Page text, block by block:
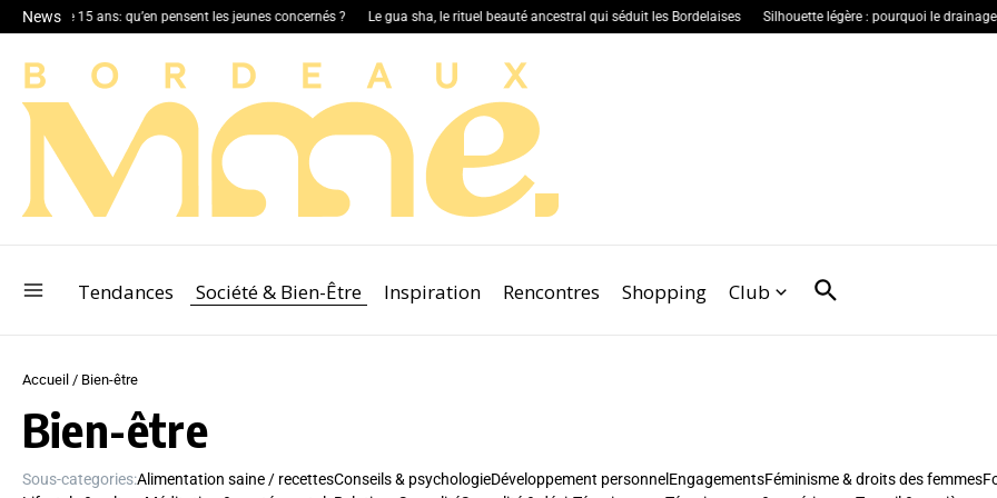
News
qu’en pensent les jeunes concernés ? Le gua sha, le rituel beauté ancestral qui séduit les Bordelaises Silhouette légère : pourquoi le drainage séduit avant
Tendances Société & Bien-Être Inspiration Rencontres Shopping Club
Accueil / Bien-être
Bien-être
Sous-categories:Alimentation saine / recettesConseils & psychologieDéveloppement personnel EngagementsFéminisme & droits des femmes